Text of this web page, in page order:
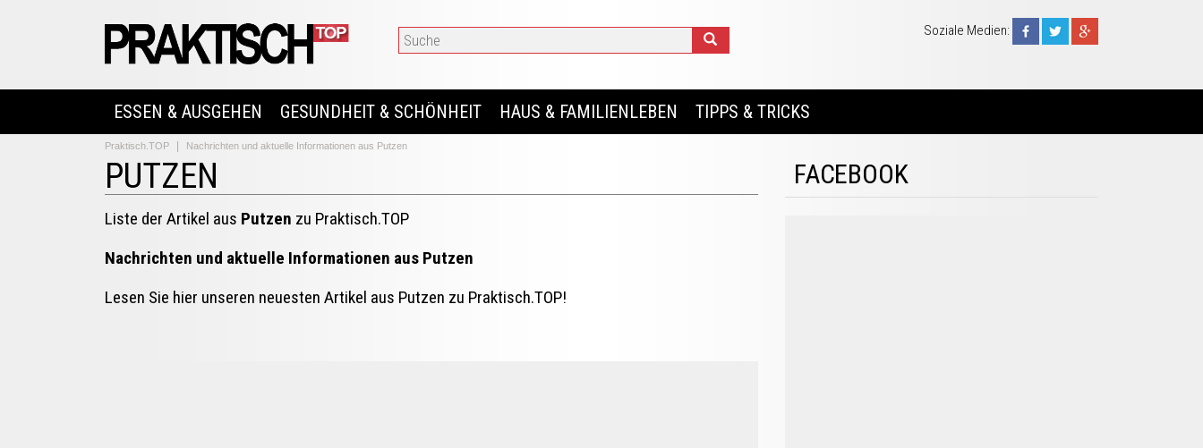
Soziale Medien:
ESSEN & AUSGEHEN GESUNDHEIT & SCHÖNHEIT HAUS & FAMILIENLEBEN TIPPS & TRICKS
Praktisch.TOP Nachrichten und aktuelle Informationen aus Putzen
PUTZEN
Liste der Artikel aus Putzen zu Praktisch.TOP
Nachrichten und aktuelle Informationen aus Putzen
Lesen Sie hier unseren neuesten Artikel aus Putzen zu Praktisch.TOP!
FACEBOOK